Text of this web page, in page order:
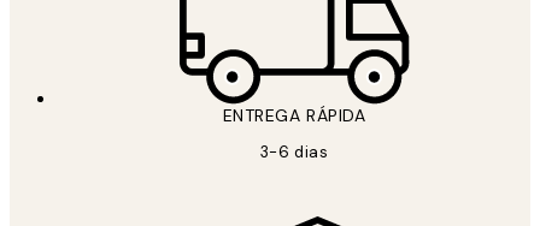
ENTREGA RÁPIDA
3-6 dias